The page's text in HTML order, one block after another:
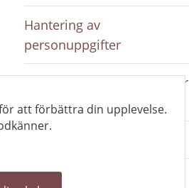
att förbättra din upplevelse.
Hantering av
personuppgifter
Inloggning på intranätet för
anställda